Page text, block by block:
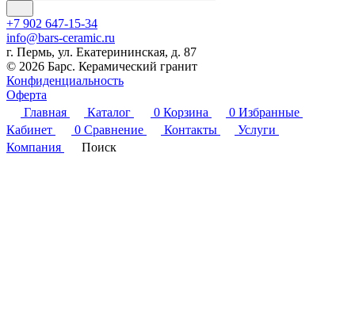
+7 902 647-15-34
info@bars-ceramic.ru
г. Пермь, ул. Екатерининская, д. 87
© 2026 Барс. Керамический гранит
Конфиденциальность
Оферта
Главная
Каталог 0 Корзина 0 Избранные
Кабинет
0 Сравнение Контакты
Услуги
Компания
Поиск